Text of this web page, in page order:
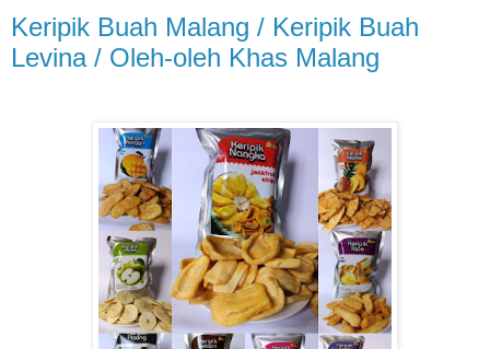
Keripik Buah Malang / Keripik Buah
Levina / Oleh-oleh Khas Malang